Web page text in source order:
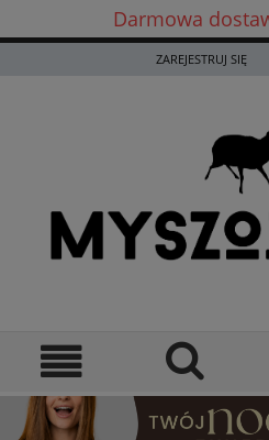
Darmowa
Darmowa dostawa
ZAREJESTRUJ SIĘ